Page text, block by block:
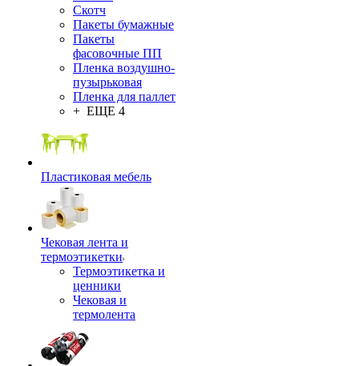
Скотч
Пакеты бумажные
Пакеты
фасовочные ПП
Пленка воздушно-
пузырьковая
Пленка для паллет
+ ЕЩЕ 4
Пластиковая мебель
Чековая лента и
термоэтикетки
Термоэтикетка и
ценники
Чековая и
термолента